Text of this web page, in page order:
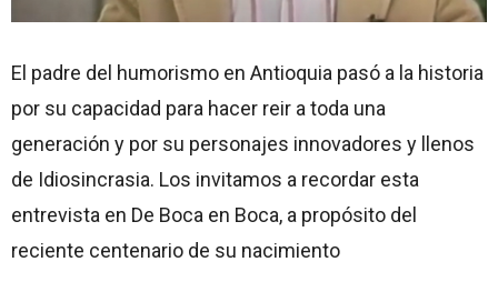
El padre del humorismo en Antioquia pasó a la historia
por su capacidad para hacer reir a toda una
generación y por su personajes innovadores y llenos
de Idiosincrasia. Los invitamos a recordar esta
entrevista en De Boca en Boca, a propósito del
reciente centenario de su nacimiento